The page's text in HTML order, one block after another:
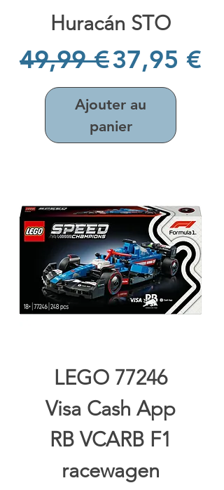
Huracán STO
Prix original
49,99 €Prix
37,95 €
Ajouter au
panier
LEGO 77246
Visa Cash App
RB VCARB F1
racewagen